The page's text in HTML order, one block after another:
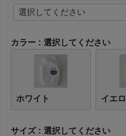
カラー 選択してください
ホワイト イエ
サイズ
選択してください